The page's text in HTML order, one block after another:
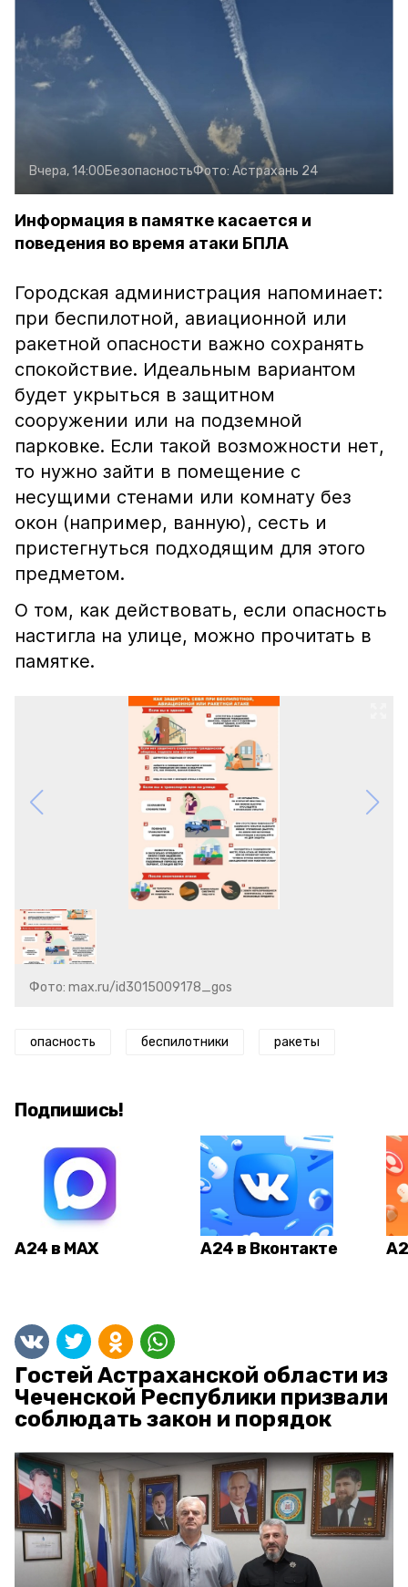
Вчера, 14:00БезопасностьФото: Астрахань 24
Информация в памятке касается и
поведения во время атаки БПЛА
Городская администрация напоминает:
при беспилотной, авиационной или
ракетной опасности важно сохранять
спокойствие. Идеальным вариантом
будет укрыться в защитном
сооружении или на подземной
парковке. Если такой возможности нет,
то нужно зайти в помещение с
несущими стенами или комнату без
окон (например, ванную), сесть и
пристегнуться подходящим для этого
предметом.
О том, как действовать, если опасность
настигла на улице, можно прочитать в
памятке.
Фото: max.ru/id3015009178_gos
опасность беспилотники ракеты
Подпишись!
А24 в MAX А24 в Вконтакте
Гостей Астраханской области из
Чеченской Республики призвали
соблюдать закон и порядок